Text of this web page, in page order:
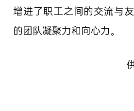
增进了职工之间的交流与
的团队凝聚力和向心力。